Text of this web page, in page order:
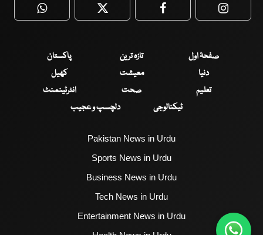
WhatsApp Twitter Facebook
صفحۂ اول تازہ ترین
پاکستان
دنیا
معیشت
کھیل
تعلیم
صحت
انٹرٹینمنٹ
ٹیکنالوجی
دلچسپ و عجیب
Pakistan News in Urdu
Sports News in Urdu
Business News in Urdu
Tech News in Urdu
Entertainment News in Urdu